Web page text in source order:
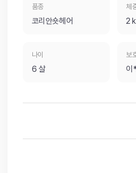
품종
코리안숏헤어
체
2
나이
6 살
보
이